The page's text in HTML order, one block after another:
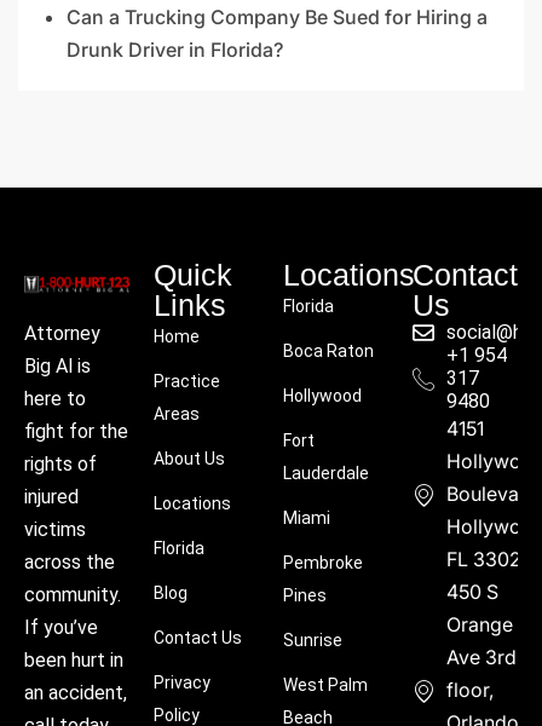
Can a Trucking Company Be Sued for Hiring a
Drunk Driver in Florida?
Attorney
Big Al is
here to
fight for the
rights of
injured
victims
across the
community.
If you’ve
been hurt in
an accident,
Quick
Links
Home
Practice
Areas
About Us
Locations
Florida
Blog
Contact Us
Privacy
Policy
Locations
Florida
Boca Raton
Hollywood
Fort
Lauderdale
Miami
Pembroke
Pines
Sunrise
West Palm
Beach
Contact
Us
+1 954
317
9480
4151
Boulevard,
FL 33021
450 S
Orange
Ave 3rd
floor,